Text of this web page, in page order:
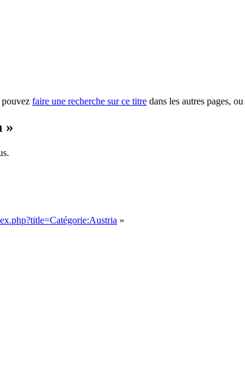
faire une recherche sur ce titre dans les autres pages, ou
»
»